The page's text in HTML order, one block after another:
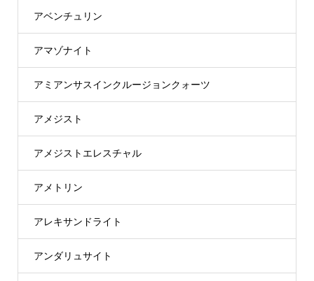
アベンチュリン
アマゾナイト
アミアンサスインクルージョンクォーツ
アメジスト
アメジストエレスチャル
アメトリン
アレキサンドライト
アンダリュサイト